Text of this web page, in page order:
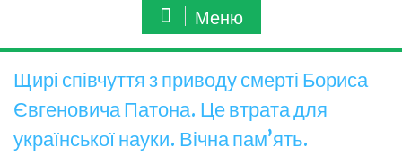
Меню
Щирі співчуття з приводу смерті Бориса
Євгеновича Патона. Це втрата для
української науки. Вічна пам’ять.